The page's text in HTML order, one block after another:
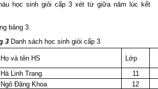
học sinh giỏi cấp 3 xét từ giữa năm lúc kết
bảng 3.
3 Danh sách học sinh giỏi cấp 3
Họ và tên HS
Lớp
Hà Linh Trang
11
Ngô Đăng Khoa
12